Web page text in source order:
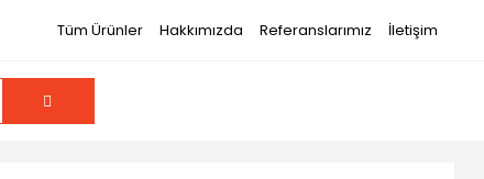
Tüm Ürünler Hakkımızda Referanslarımız İletişim